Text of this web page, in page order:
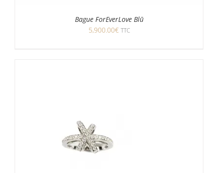
Bague ForEverLove Blū
5,900.00€ TTC